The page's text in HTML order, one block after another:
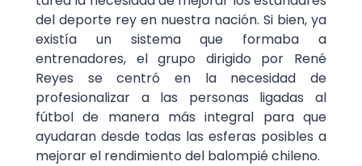
del deporte rey en nuestra nación. Si bien, ya
existía un sistema que formaba a
entrenadores, el grupo dirigido por René
Reyes se centró en la necesidad de
profesionalizar a las personas ligadas al
fútbol de manera más integral para que
ayudaran desde todas las esferas posibles a
mejorar el rendimiento del balompié chileno.